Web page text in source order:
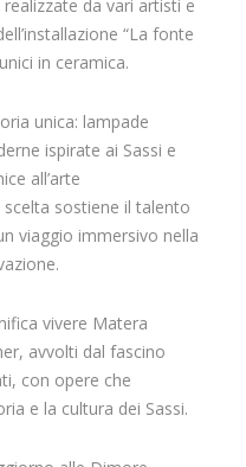
da vari artisti e
“La fonte
in ceramica.
unica: lampade
ispirate ai Sassi e
all’arte
sostiene il talento
viaggio immersivo nella
vivere Matera
avvolti dal fascino
con opere che
e la cultura dei Sassi.